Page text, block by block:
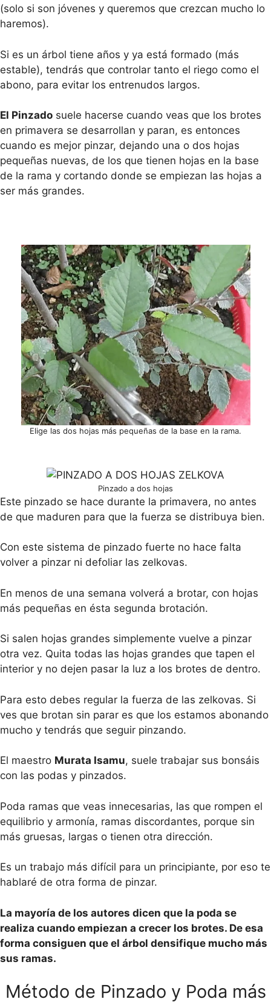
(solo si son jóvenes y queremos que crezcan mucho lo
haremos).
Si es un árbol tiene años y ya está formado (más
estable), tendrás que controlar tanto el riego como el
abono, para evitar los entrenudos largos.
El Pinzado suele hacerse cuando veas que los brotes
en primavera se desarrollan y paran, es entonces
cuando es mejor pinzar, dejando una o dos hojas
pequeñas nuevas, de los que tienen hojas en la base
de la rama y cortando donde se empiezan las hojas a
ser más grandes.
Elige las dos hojas más pequeñas de la base en la rama.
Pinzado a dos hojas
Este pinzado se hace durante la primavera, no antes
de que maduren para que la fuerza se distribuya bien.
Con este sistema de pinzado fuerte no hace falta
volver a pinzar ni defoliar las zelkovas.
En menos de una semana volverá a brotar, con hojas
más pequeñas en ésta segunda brotación.
Si salen hojas grandes simplemente vuelve a pinzar
otra vez. Quita todas las hojas grandes que tapen el
interior y no dejen pasar la luz a los brotes de dentro.
Para esto debes regular la fuerza de las zelkovas. Si
ves que brotan sin parar es que los estamos abonando
mucho y tendrás que seguir pinzando.
El maestro Murata Isamu, suele trabajar sus bonsáis
con las podas y pinzados.
Poda ramas que veas innecesarias, las que rompen el
equilibrio y armonía, ramas discordantes, porque sin
más gruesas, largas o tienen otra dirección.
Es un trabajo más difícil para un principiante, por eso te
hablaré de otra forma de pinzar.
La mayoría de los autores dicen que la poda se
realiza cuando empiezan a crecer los brotes. De esa
forma consiguen que el árbol densifique mucho más
sus ramas.
Método de Pinzado y Poda más